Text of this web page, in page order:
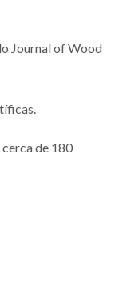
Journal of Wood
de 180